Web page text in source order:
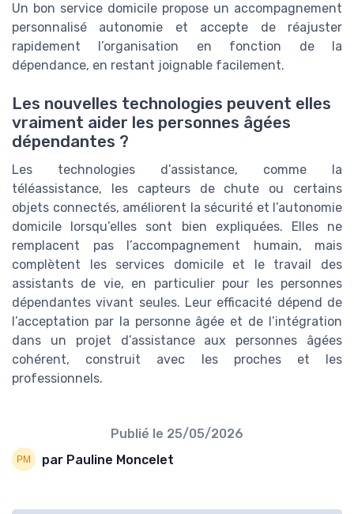
Un bon service domicile propose un accompagnement
personnalisé autonomie et accepte de réajuster
rapidement l’organisation en fonction de la
dépendance, en restant joignable facilement.
Les nouvelles technologies peuvent elles
vraiment aider les personnes âgées
dépendantes ?
Les technologies d’assistance, comme la
téléassistance, les capteurs de chute ou certains
objets connectés, améliorent la sécurité et l’autonomie
domicile lorsqu’elles sont bien expliquées. Elles ne
remplacent pas l’accompagnement humain, mais
complètent les services domicile et le travail des
assistants de vie, en particulier pour les personnes
dépendantes vivant seules. Leur efficacité dépend de
l’acceptation par la personne âgée et de l’intégration
dans un projet d’assistance aux personnes âgées
cohérent, construit avec les proches et les
professionnels.
Publié le 25/05/2026
par Pauline Moncelet